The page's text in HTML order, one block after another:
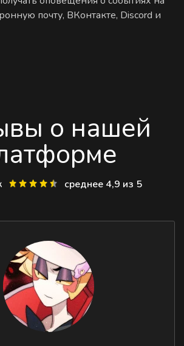
почту, ВКонтакте, Discord и
о нашей
среднее 4,9 из 5